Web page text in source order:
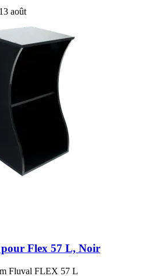
août
Flex 57 L, Noir
Fluval FLEX 57 L